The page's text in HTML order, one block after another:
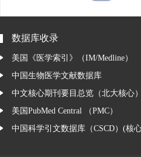
数据库收录
美国《医学索引》（IM/Medline）
中国生物医学文献数据库
中文核心期刊要目总览（北大核心）
美国PubMed Central （PMC）
中国科学引文数据库（CSCD）(核心